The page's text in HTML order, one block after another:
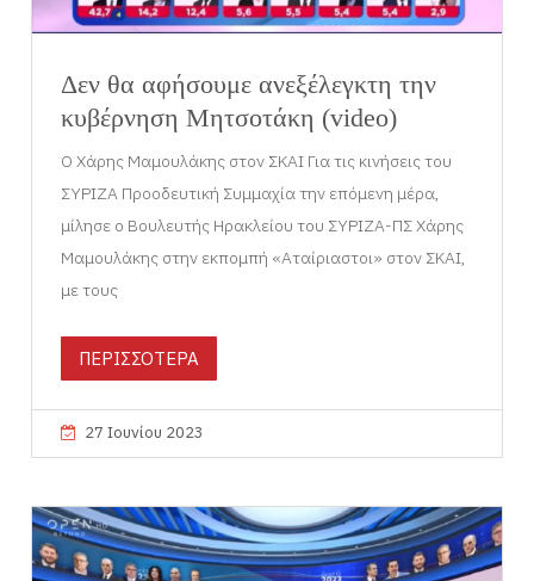
Δεν θα αφήσουμε ανεξέλεγκτη την
κυβέρνηση Μητσοτάκη (video)
Ο Χάρης Μαμουλάκης στον ΣΚΑΙ Για τις κινήσεις του
ΣΥΡΙΖΑ Προοδευτική Συμμαχία την επόμενη μέρα,
μίλησε ο Βουλευτής Ηρακλείου του ΣΥΡΙΖΑ-ΠΣ Χάρης
Μαμουλάκης στην εκπομπή «Αταίριαστοι» στον ΣΚΑΙ,
με τους
ΠΕΡΙΣΣΟΤΕΡΑ
27 Ιουνίου 2023